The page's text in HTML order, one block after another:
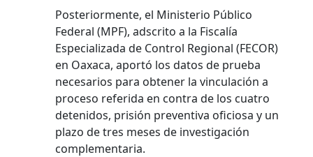
Posteriormente, el Ministerio Público
Federal (MPF), adscrito a la Fiscalía
Especializada de Control Regional (FECOR)
en Oaxaca, aportó los datos de prueba
necesarios para obtener la vinculación a
proceso referida en contra de los cuatro
detenidos, prisión preventiva oficiosa y un
plazo de tres meses de investigación
complementaria.